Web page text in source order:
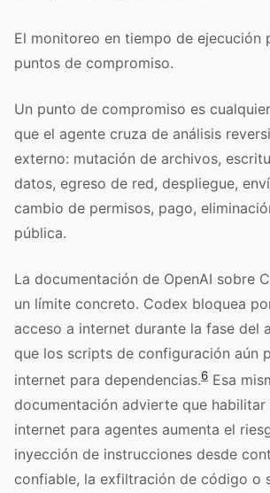
El monitoreo en tiempo de ejecución
puntos de compromiso.
Un punto de compromiso es
que el agente cruza de análisis
externo: mutación de archivos,
datos, egreso de red, despliegue,
cambio de permisos, pago,
pública.
La documentación de OpenAI sobre
un límite concreto. Codex bloquea
acceso a internet durante la fase del
que los scripts de configuración aún
internet para dependencias.6 Esa
documentación advierte que habilitar
internet para agentes aumenta el
inyección de instrucciones desde
confiable, la exfiltración de código o